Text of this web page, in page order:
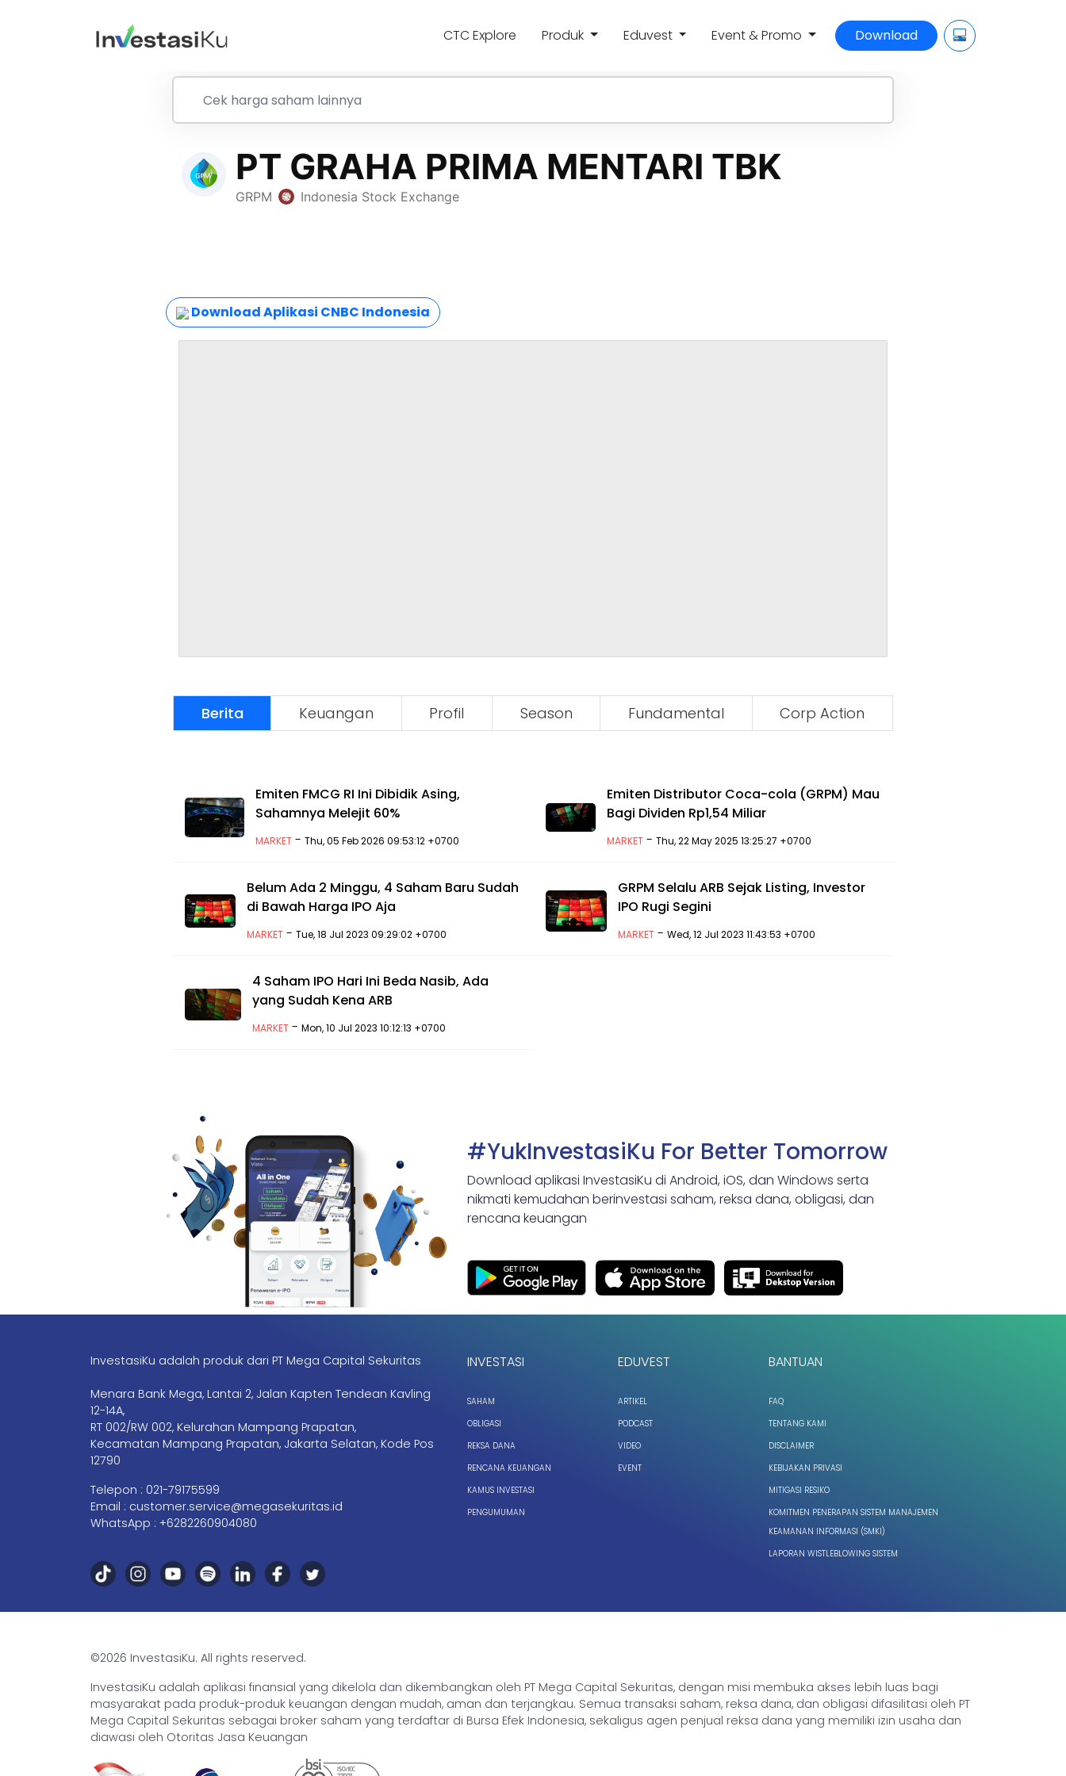
CTC Explore Produk Eduvest Event & Promo Download
Download Aplikasi CNBC Indonesia
Berita Keuangan Profil Season Fundamental Corp Action
Emiten FMCG RI Ini Dibidik Asing,
Sahamnya Melejit 60%
MARKET -Thu, 05 Feb 2026 09:53:12 +0700
Emiten Distributor Coca-cola (GRPM) Mau
Bagi Dividen Rp1,54 Miliar
MARKET -Thu, 22 May 2025 13:25:27 +0700
Belum Ada 2 Minggu, 4 Saham Baru Sudah
di Bawah Harga IPO Aja
MARKET -Tue, 18 Jul 2023 09:29:02 +0700
GRPM Selalu ARB Sejak Listing, Investor
IPO Rugi Segini
MARKET- Wed, 12 Jul 2023 11:43:53 +0700
4 Saham IPO Hari Ini Beda Nasib, Ada
yang Sudah Kena ARB
MARKET- Mon, 10 Jul 2023 10:12:13 +0700
#YukInvestasiKu For Better Tomorrow
Download aplikasi InvestasiKu di Android, iOS, dan Windows serta
nikmati kemudahan berinvestasi saham, reksa dana, obligasi, dan
rencana keuangan
InvestasiKu adalah produk dari PT Mega Capital Sekuritas
Menara Bank Mega, Lantai 2, Jalan Kapten Tendean Kavling
12-14A,
RT 002/RW 002, Kelurahan Mampang Prapatan,
Kecamatan Mampang Prapatan, Jakarta Selatan, Kode Pos
12790
Telepon : 021-79175599
Email : customer.service@megasekuritas.id
WhatsApp : +6282260904080
INVESTASI
SAHAM
OBLIGASI
REKSA DANA
RENCANA KEUANGAN
KAMUS INVESTASI
PENGUMUMAN
EDUVEST
ARTIKEL
PODCAST
VIDEO
EVENT
BANTUAN
FAQ
TENTANG KAMI
DISCLAIMER
KEBIJAKAN PRIVASI
MITIGASI RESIKO
KOMITMEN PENERAPAN SISTEM MANAJEMEN
KEAMANAN INFORMASI (SMKI)
LAPORAN WISTLEBLOWING SISTEM
©2026 InvestasiKu. All rights reserved.
InvestasiKu adalah aplikasi finansial yang dikelola dan dikembangkan oleh PT Mega Capital Sekuritas, dengan misi membuka akses lebih luas bagi
masyarakat pada produk-produk keuangan dengan mudah, aman dan terjangkau. Semua transaksi saham, reksa dana, dan obligasi difasilitasi oleh PT
Mega Capital Sekuritas sebagai broker saham yang terdaftar di Bursa Efek Indonesia, sekaligus agen penjual reksa dana yang memiliki izin usaha dan
diawasi oleh Otoritas Jasa Keuangan